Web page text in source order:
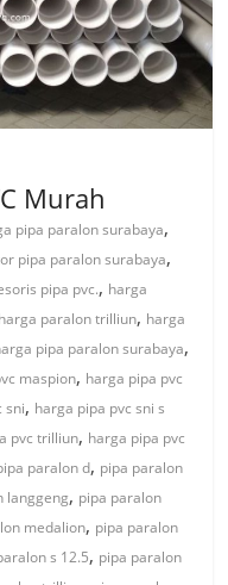
Murah
pipa paralon surabaya,
pipa paralon surabaya,
pipa pvc., harga
harga paralon trilliun, harga
pipa paralon surabaya,
maspion, harga pipa pvc
sni, harga pipa pvc sni s
pvc trilliun, harga pipa pvc
paralon d, pipa paralon
langgeng, pipa paralon
medalion, pipa paralon
s 12.5, pipa paralon